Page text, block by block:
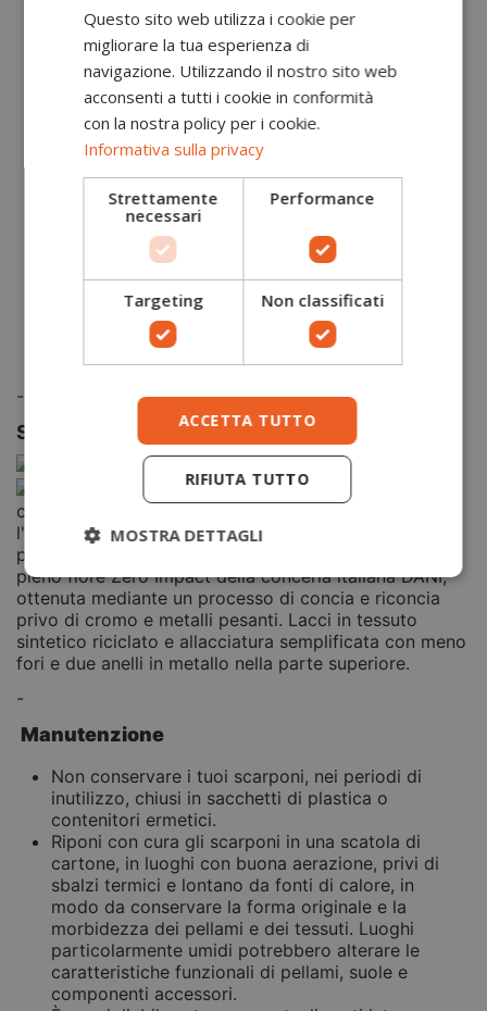
acqueo. Così, mentre le gocce d’acqua non
possono penetrare nella membrana GORE-TEX, il
vapore acqueo, cioè il sudore in forma gassosa,
fuoriesce facilmente.
Gore-Tex Performance Comfort
Livello di isolamento moderato in grado di
attività all’aperto con diverse condizioni
climatiche.
Vantaggi principali:
isolamento moderato per temperature fresche e
variabili
combinazione ottimale di traspirabilità e
isolamento, per piedi caldi e asciutti anche in
caso di condizioni meteo instabili
impermeabilità durevole nel tempo
-
Sostenibilità
cromo", che si riferisce a una pelle conciata senza
l'uso di cromo, un processo spesso associato a
pratiche più ecologiche. La fodera interna è in pelle
pieno fiore Zero Impact della conceria italiana DANI,
ottenuta mediante un processo di concia e riconcia
privo di cromo e metalli pesanti. Lacci in tessuto
sintetico riciclato e allacciatura semplificata con meno
fori e due anelli in metallo nella parte superiore.
-
Manutenzione
Non conservare i tuoi scarponi, nei periodi di
inutilizzo, chiusi in sacchetti di plastica o
contenitori ermetici.
Riponi con cura gli scarponi in una scatola di
cartone, in luoghi con buona aerazione, privi di
sbalzi termici e lontano da fonti di calore, in
modo da conservare la forma originale e la
morbidezza dei pellami e dei tessuti. Luoghi
particolarmente umidi potrebbero alterare le
caratteristiche funzionali di pellami, suole e
componenti accessori.
Questo sito web utilizza i cookie per
migliorare la tua esperienza di
navigazione. Utilizzando il nostro sito web
acconsenti a tutti i cookie in conformità
con la nostra policy per i cookie.
Informativa sulla privacy
Strettamente
necessari
Performance
Targeting Non classificati
ACCETTA TUTTO
RIFIUTA TUTTO
MOSTRA DETTAGLI